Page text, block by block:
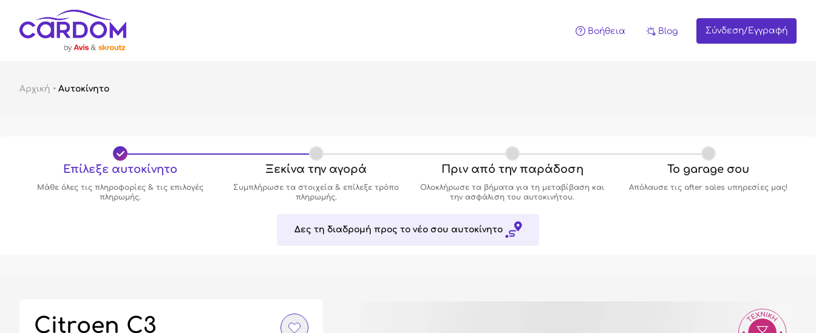
Βοήθεια Blog Σύνδεση/Εγγραφή
Αρχική • Αυτοκίνητο
Επίλεξε αυτοκίνητο
Μάθε όλες τις πληροφορίες & τις επιλογές
πληρωμής.
Ξεκίνα την αγορά
Συμπλήρωσε τα στοιχεία & επίλεξε τρόπο
πληρωμής.
Πριν από την παράδοση
Ολοκλήρωσε τα βήματα για τη μεταβίβαση και
την ασφάλιση του αυτοκινήτου.
Το garage σου
Απόλαυσε τις after sales υπηρεσίες μας!
Δες τη διαδρομή προς το νέο σου αυτοκίνητο
Citroen C3